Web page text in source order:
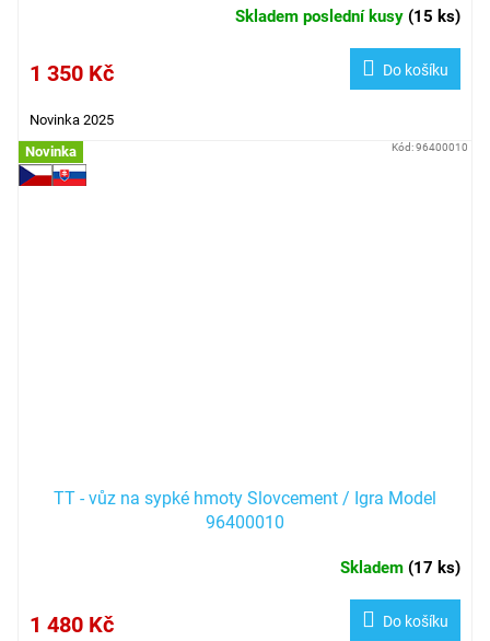
Skladem poslední kusy (15 ks)
1 350 Kč Do košíku
Novinka 2025
Novinka
TT - vůz na sypké hmoty Slovcement / Igra Model
96400010
Skladem (17 ks)
1 480 Kč Do košíku
Kód:96400010